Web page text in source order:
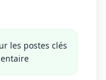
les postes clés